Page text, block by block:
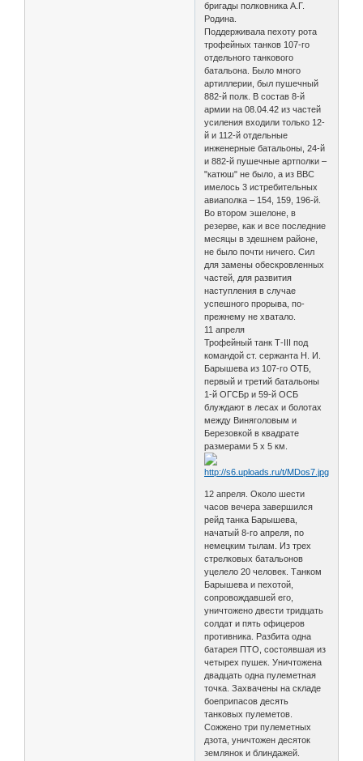
бригады полковника А.Г.
Родина.
Поддерживала пехоту рота
трофейных танков 107-го
отдельного танкового
батальона. Было много
артиллерии, был пушечный
882-й полк. В состав 8-й
армии на 08.04.42 из частей
усиления входили только 12-
й и 112-й отдельные
инженерные батальоны, 24-й
и 882-й пушечные артполки –
"катюш" не было, а из ВВС
имелось 3 истребительных
авиаполка – 154, 159, 196-й.
Во втором эшелоне, в
резерве, как и все последние
месяцы в здешнем районе,
не было почти ничего. Сил
для замены обескровленных
частей, для развития
наступления в случае
успешного прорыва, по-
прежнему не хватало.
11 апреля
Трофейный танк Т-III под
командой ст. сержанта Н. И.
Барышева из 107-го ОТБ,
первый и третий батальоны
1-й ОГСБр и 59-й ОСБ
блуждают в лесах и болотах
между Виняголовым и
Березовкой в квадрате
размерами 5 х 5 км.
12 апреля. Около шести
часов вечера завершился
рейд танка Барышева,
начатый 8-го апреля, по
немецким тылам. Из трех
стрелковых батальонов
уцелело 20 человек. Танком
Барышева и пехотой,
сопровождавшей его,
уничтожено двести тридцать
солдат и пять офицеров
противника. Разбита одна
батарея ПТО, состоявшая из
четырех пушек. Уничтожена
двадцать одна пулеметная
точка. Захвачены на складе
боеприпасов десять
танковых пулеметов.
Сожжено три пулеметных
дзота, уничтожен десяток
землянок и блиндажей.